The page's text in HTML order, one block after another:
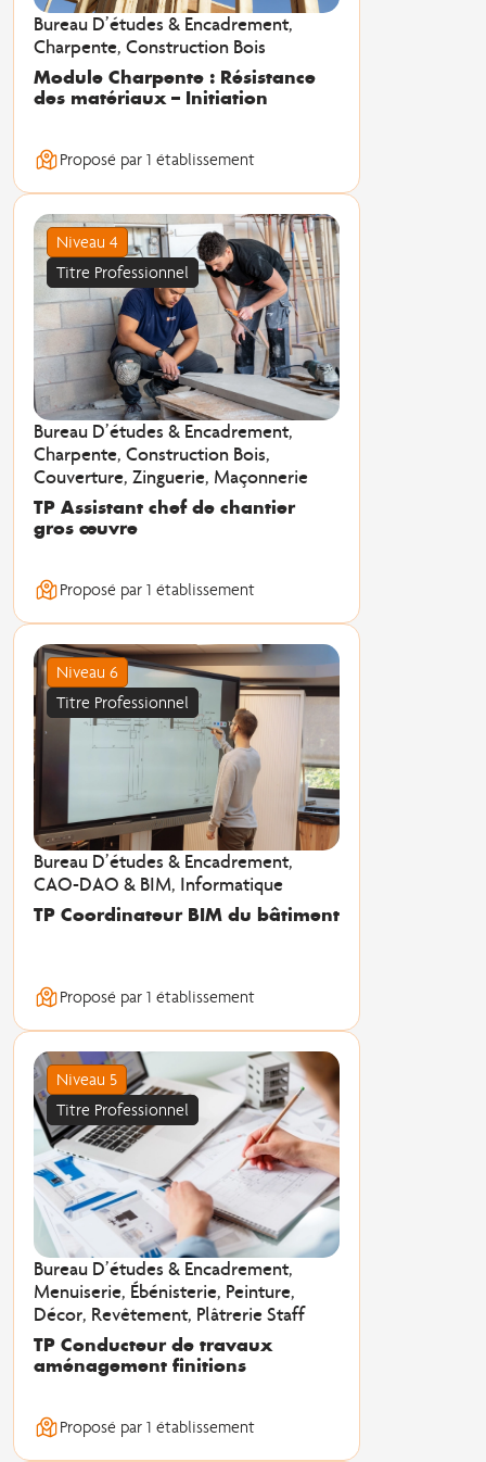
Bureau D’études & Encadrement,
Charpente, Construction Bois
Module Charpente : Résistance
des matériaux – Initiation
Proposé par 1 établissement
Niveau 4
Titre Professionnel
Bureau D’études & Encadrement,
Charpente, Construction Bois,
Couverture, Zinguerie, Maçonnerie
TP Assistant chef de chantier
gros œuvre
Proposé par 1 établissement
Niveau 6
Titre Professionnel
Bureau D’études & Encadrement,
CAO-DAO & BIM, Informatique
TP Coordinateur BIM du bâtiment
Proposé par 1 établissement
Niveau 5
Titre Professionnel
Bureau D’études & Encadrement,
Menuiserie, Ébénisterie, Peinture,
Décor, Revêtement, Plâtrerie Staff
TP Conducteur de travaux
aménagement finitions
Proposé par 1 établissement